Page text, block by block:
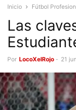
Inicio Fútbol
Las
Por LocoXelRojo - 21